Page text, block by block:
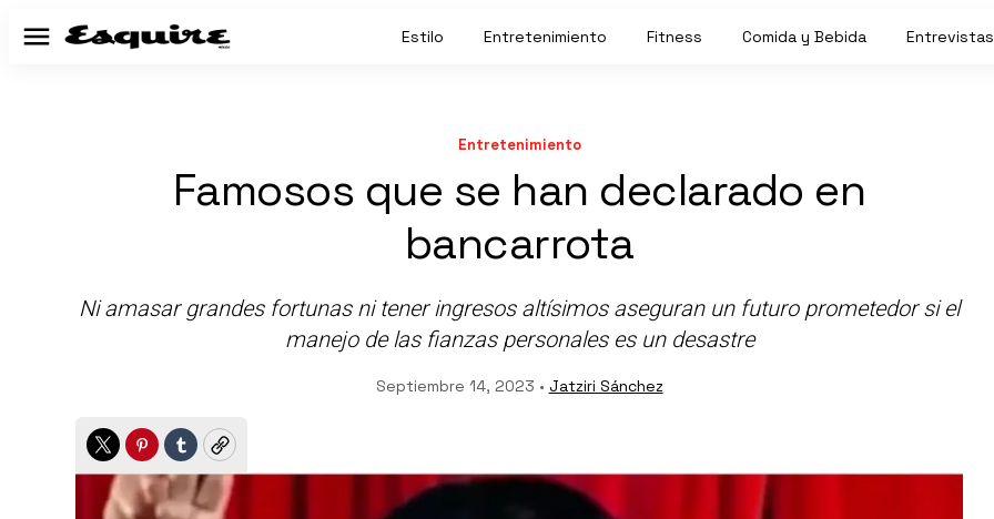
Menú Estilo Entretenimiento Fitness Comida y Bebida Entrevistas
Entretenimiento
Famosos que se han declarado en
bancarrota
Ni amasar grandes fortunas ni tener ingresos altísimos aseguran un futuro prometedor si el
manejo de las fianzas personales es un desastre
Septiembre 14, 2023 • Jatziri Sánchez
TwitterPinterest
TumblrCopy